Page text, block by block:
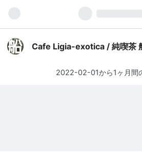
Cafe Ligia-exotica / 純喫茶
2022-02-01から1ヶ月間